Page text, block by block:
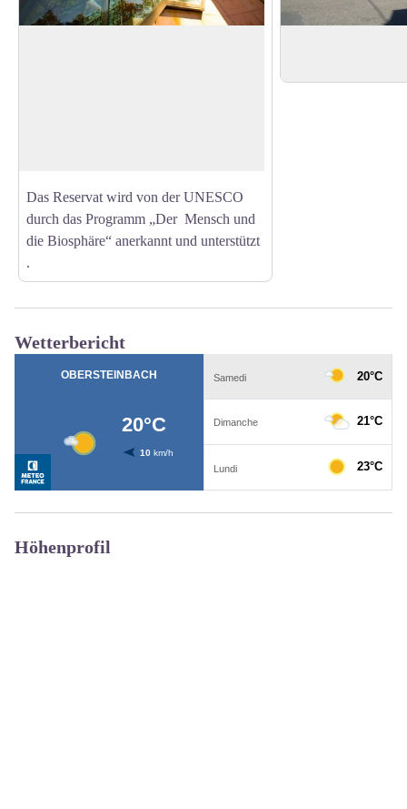
Das Reservat wird von der UNESCO
durch das Programm „Der Mensch und
die Biosphäre“ anerkannt und unterstützt
.
Wetterbericht
Höhenprofil